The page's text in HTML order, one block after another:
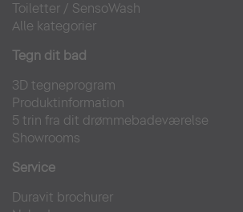
Toiletter / SensoWash
Alle kategorier
Tegn dit bad
3D tegneprogram
Produktinformation
5 trin fra dit drømmebadeværelse
Showrooms
Service
Duravit brochurer